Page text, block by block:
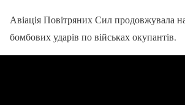
Авіація Повітряних Сил продовжувала
бомбових ударів по військах окупантів.